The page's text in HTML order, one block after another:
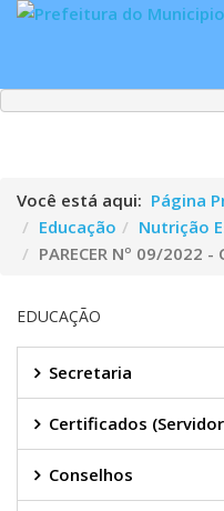
Você está aqui: Página
Educação
Nutrição
PARECER Nº 09/2022 -
EDUCAÇÃO
Secretaria
Certificados
Conselhos